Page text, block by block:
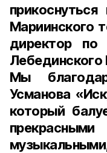
Мариинского
директор по
Мы
Усманова
который